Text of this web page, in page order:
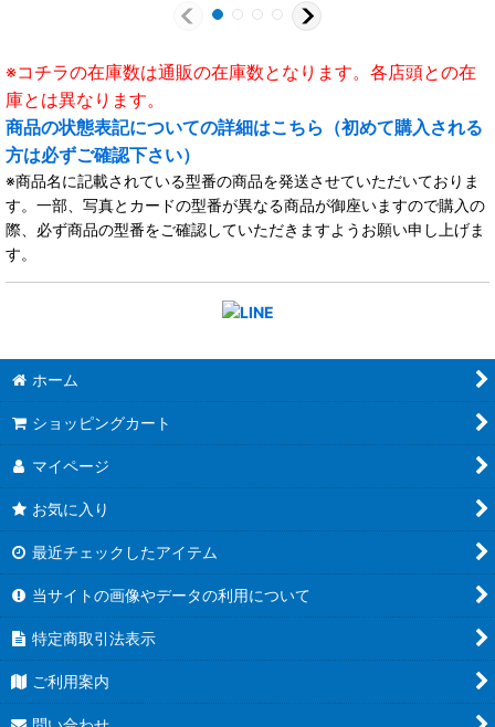
※コチラの在庫数は通販の在庫数となります。各店頭との在
庫とは異なります。
商品の状態表記についての詳細はこちら（初めて購入される
方は必ずご確認下さい）
※商品名に記載されている型番の商品を発送させていただいておりま
す。一部、写真とカードの型番が異なる商品が御座いますので購入の
際、必ず商品の型番をご確認していただきますようお願い申し上げま
す。
ホーム
ショッピングカート
マイページ
お気に入り
最近チェックしたアイテム
当サイトの画像やデータの利用について
特定商取引法表示
ご利用案内